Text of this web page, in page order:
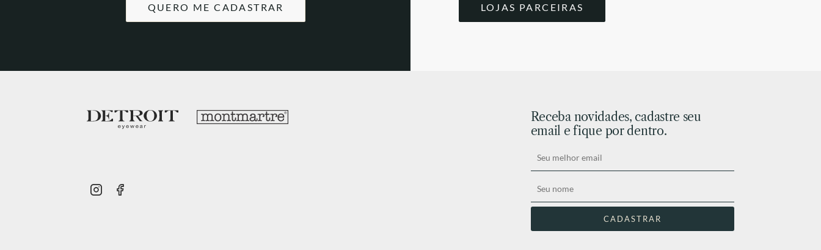
QUERO ME CADASTRAR LOJAS PARCEIRAS
Receba novidades, cadastre seu
email e fique por dentro.